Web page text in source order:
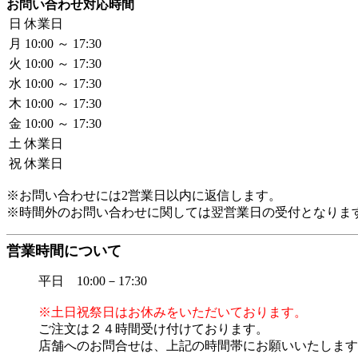
お問い合わせ対応時間
日 休業日
月 10:00 ～ 17:30
火 10:00 ～ 17:30
水 10:00 ～ 17:30
木 10:00 ～ 17:30
金 10:00 ～ 17:30
土 休業日
祝 休業日
※お問い合わせには2営業日以内に返信します。
※時間外のお問い合わせに関しては翌営業日の受付となりま
営業時間について
平日 10:00－17:30
※土日祝祭日はお休みをいただいております。
ご注文は２４時間受け付けております。
店舗へのお問合せは、上記の時間帯にお願いいたしま